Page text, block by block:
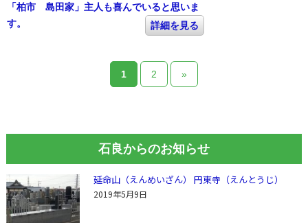
「柏市 島田家」主人も喜んでいると思いま
す。
詳細を見る
1 2 »
石良からのお知らせ
延命山（えんめいざん） 円東寺（えんとうじ）
2019年5月9日